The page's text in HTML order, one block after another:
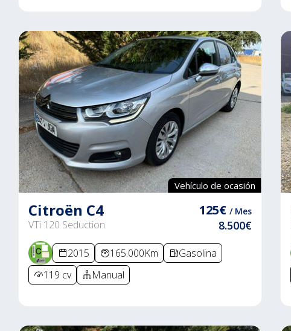
Vehículo de ocasión
Citroën C4
VTi 120 Seduction
125€ / Mes
8.500€
2015 165.000Km
Gasolina
119 cv
Manual